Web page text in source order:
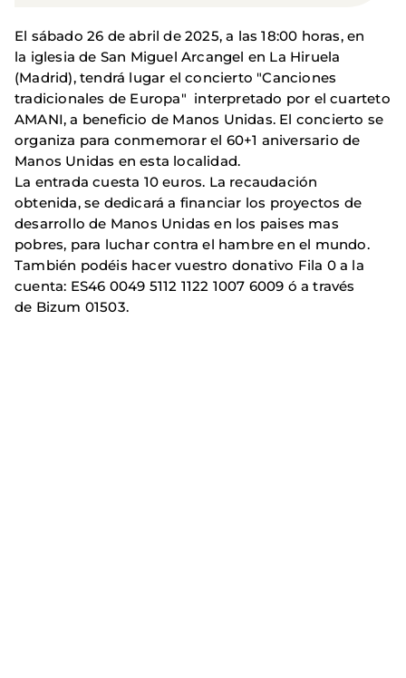
El sábado 26 de abril de 2025, a las 18:00 horas, en
la iglesia de San Miguel Arcangel en La Hiruela
(Madrid), tendrá lugar el concierto "Canciones
tradicionales de Europa" interpretado por el cuarteto
AMANI, a beneficio de Manos Unidas. El concierto se
organiza para conmemorar el 60+1 aniversario de
Manos Unidas en esta localidad.
La entrada cuesta 10 euros. La recaudación
obtenida, se dedicará a financiar los proyectos de
desarrollo de Manos Unidas en los paises mas
pobres, para luchar contra el hambre en el mundo.
También podéis hacer vuestro donativo Fila 0 a la
cuenta: ES46 0049 5112 1122 1007 6009 ó a través
de Bizum 01503.